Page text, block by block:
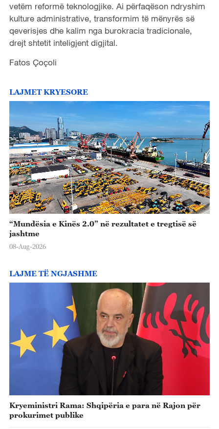
vetëm reformë teknologjike. Ai përfaqëson ndryshim
kulture administrative, transformim të mënyrës së
qeverisjes dhe kalim nga burokracia tradicionale,
drejt shtetit inteligjent digjital.
Fatos Çoçoli
LAJMET KRYESORE
“Mundësia e Kinës 2.0” në rezultatet e tregtisë së
jashtme
08-Aug-2026
LAJME TË NGJASHME
Kryeministri Rama: Shqipëria e para në Rajon për
prokurimet publike